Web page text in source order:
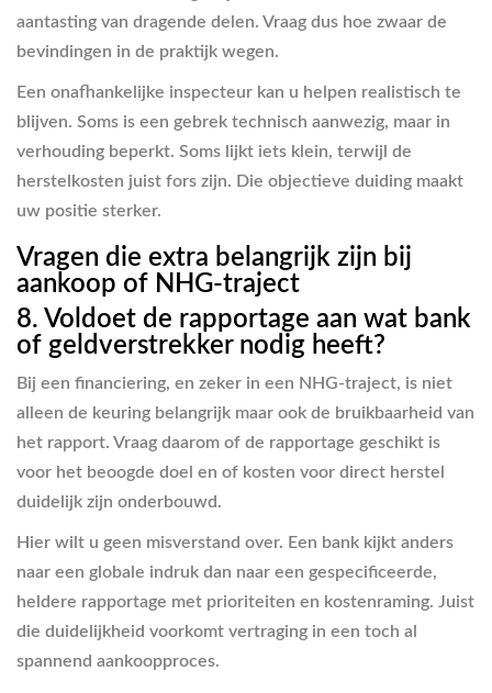
aantasting van dragende delen. Vraag dus hoe zwaar de
bevindingen in de praktijk wegen.
Een onafhankelijke inspecteur kan u helpen realistisch te
blijven. Soms is een gebrek technisch aanwezig, maar in
verhouding beperkt. Soms lijkt iets klein, terwijl de
herstelkosten juist fors zijn. Die objectieve duiding maakt
uw positie sterker.
Vragen die extra belangrijk zijn bij
aankoop of NHG-traject
8. Voldoet de rapportage aan wat bank
of geldverstrekker nodig heeft?
Bij een financiering, en zeker in een NHG-traject, is niet
alleen de keuring belangrijk maar ook de bruikbaarheid van
het rapport. Vraag daarom of de rapportage geschikt is
voor het beoogde doel en of kosten voor direct herstel
duidelijk zijn onderbouwd.
Hier wilt u geen misverstand over. Een bank kijkt anders
naar een globale indruk dan naar een gespecificeerde,
heldere rapportage met prioriteiten en kostenraming. Juist
die duidelijkheid voorkomt vertraging in een toch al
spannend aankoopproces.